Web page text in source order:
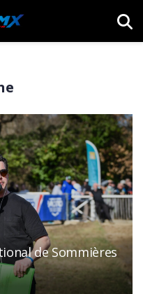
de Sommières